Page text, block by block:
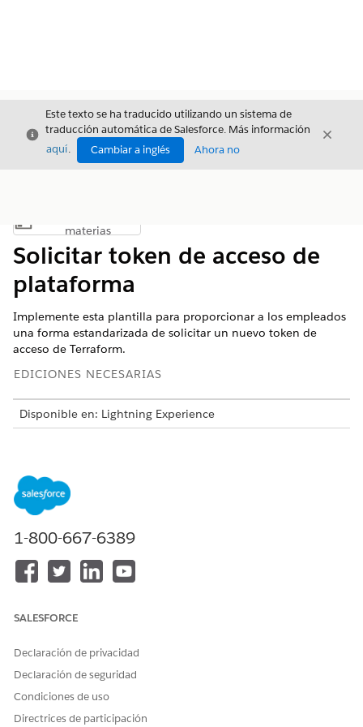
Cerrar
Este texto se ha traducido utilizando un sistema de
traducción automática de Salesforce. Más información
aquí. Cambiar a inglés Ahora no
Cerrar
Mostrar índice de materias
materias
Solicitar token de acceso de
plataforma
Implemente esta plantilla para proporcionar a los empleados
una forma estandarizada de solicitar un nuevo token de
acceso de Terraform.
EDICIONES NECESARIAS
Disponible en: Lightning Experience
Esta plantilla crea un registro de solicitud de servicio que
captura detalles de usuario esenciales para una realización
Atributos de admisión
El formulario de admisión para esta plantilla captura estos
Reportado por: El nombre de la persona que solicita el
Asunto: Un asunto claro para la solicitud.
Nombre de token: El nombre o identificador específico del
token requerido.
Justificación comercial: Una justificación comercial que
1-800-667-6389
SALESFORCE
Declaración de privacidad
Declaración de seguridad
Condiciones de uso
Directrices de participación